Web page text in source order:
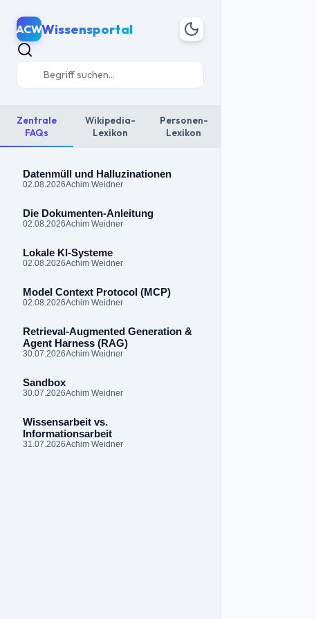
ACWWissensportal
Zentrale
FAQs
Wikipedia-
Lexikon
Personen-
Lexikon
Datenmüll und Halluzinationen
02.08.2026Achim Weidner
Die Dokumenten-Anleitung
02.08.2026Achim Weidner
Lokale KI-Systeme
02.08.2026Achim Weidner
Model Context Protocol (MCP)
02.08.2026Achim Weidner
Retrieval-Augmented Generation &
Agent Harness (RAG)
30.07.2026Achim Weidner
Sandbox
30.07.2026Achim Weidner
Wissensarbeit vs.
Informationsarbeit
31.07.2026Achim Weidner